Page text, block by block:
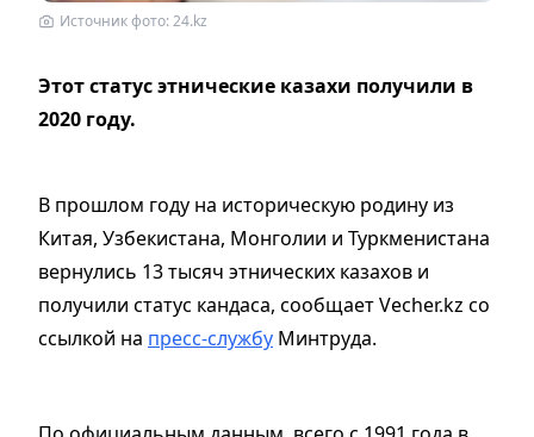
Источник фото: 24.kz
Этот статус этнические казахи получили в
2020 году.
В прошлом году на историческую родину из
Китая, Узбекистана, Монголии и Туркменистана
вернулись 13 тысяч этнических казахов и
получили статус кандаса, сообщает Vecher.kz со
ссылкой на пресс-службу Минтруда.